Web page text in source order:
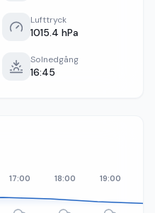
Lufttryck
1015.4 hPa
Solnedgång
16:45
17:00 18:00 19:00